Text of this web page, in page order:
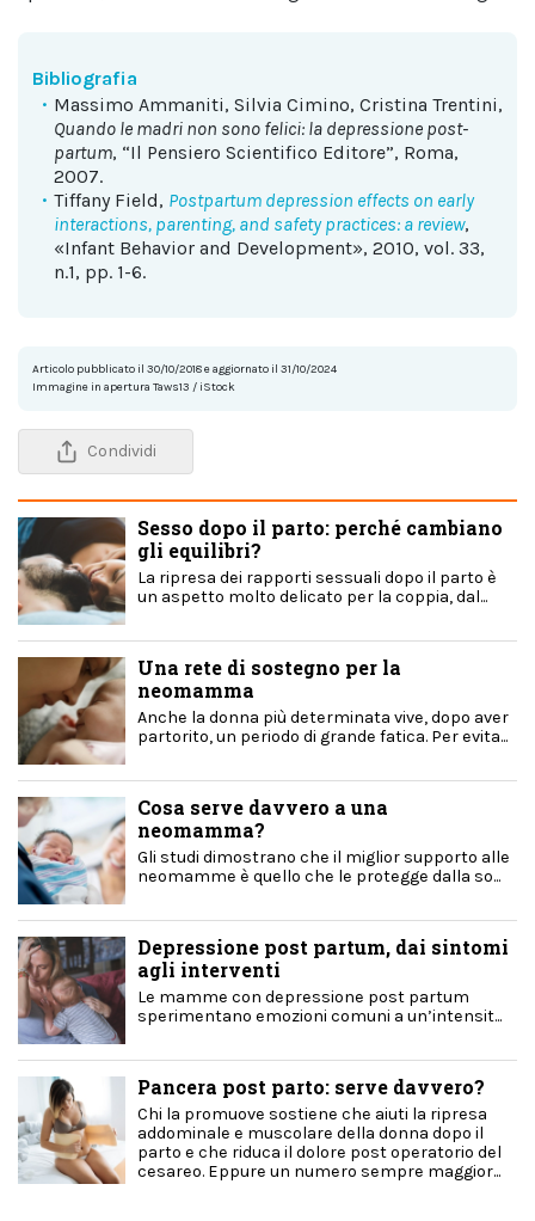
Bibliografia
Massimo Ammaniti, Silvia Cimino, Cristina Trentini,
Quando le madri non sono felici: la depressione post-
partum, “Il Pensiero Scientifico Editore”, Roma,
2007.
Tiffany Field, Postpartum depression effects on early
interactions, parenting, and safety practices: a review,
«Infant Behavior and Development», 2010, vol. 33,
n.1, pp. 1-6.
Articolo pubblicato il 30/10/2018 e aggiornato il 31/10/2024
Immagine in apertura Taws13 / iStock
Condividi
Sesso dopo il parto: perché cambiano
gli equilibri?
La ripresa dei rapporti sessuali dopo il parto è
un aspetto molto delicato per la coppia, dal...
Una rete di sostegno per la
neomamma
Anche la donna più determinata vive, dopo aver
partorito, un periodo di grande fatica. Per evita...
Cosa serve davvero a una
neomamma?
Gli studi dimostrano che il miglior supporto alle
neomamme è quello che le protegge dalla so...
Depressione post partum, dai sintomi
agli interventi
Le mamme con depressione post partum
sperimentano emozioni comuni a un’intensit...
Pancera post parto: serve davvero?
Chi la promuove sostiene che aiuti la ripresa
addominale e muscolare della donna dopo il
parto e che riduca il dolore post operatorio del
cesareo. Eppure un numero sempre maggior...